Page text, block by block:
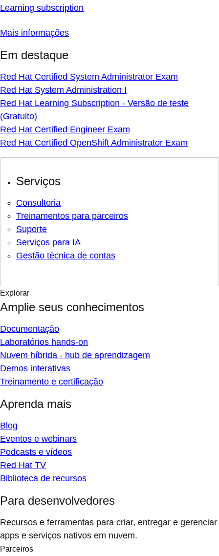
Learning subscription
Mais informações
Em destaque
Red Hat Certified System Administrator Exam
Red Hat System Administration I
Red Hat Learning Subscription - Versão de teste
(Gratuito)
Red Hat Certified Engineer Exam
Red Hat Certified OpenShift Administrator Exam
Serviços
Consultoria
Treinamentos para parceiros
Suporte
Serviços para IA
Gestão técnica de contas
Explorar
Amplie seus conhecimentos
Documentação
Laboratórios hands-on
Nuvem híbrida - hub de aprendizagem
Demos interativas
Treinamento e certificação
Aprenda mais
Blog
Eventos e webinars
Podcasts e vídeos
Red Hat TV
Biblioteca de recursos
Para desenvolvedores
Recursos e ferramentas para criar, entregar e gerenciar
apps e serviços nativos em nuvem.
Parceiros